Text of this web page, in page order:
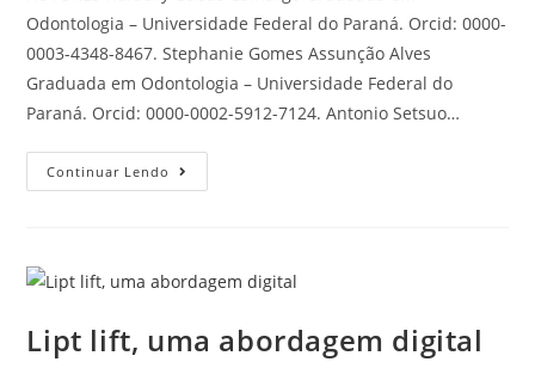
Odontologia – Universidade Federal do Paraná. Orcid: 0000-
0003-4348-8467. Stephanie Gomes Assunção Alves
Graduada em Odontologia – Universidade Federal do
Paraná. Orcid: 0000-0002-5912-7124. Antonio Setsuo…
Continuar Lendo
Lipt lift, uma abordagem digital